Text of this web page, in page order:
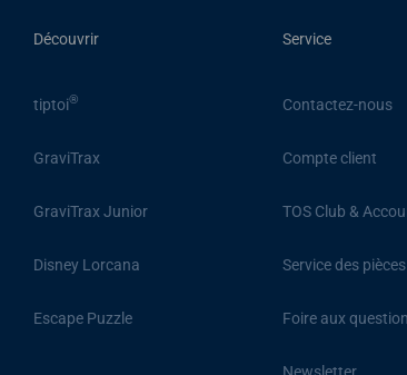
Découvrir
tiptoi®
GraviTrax
GraviTrax Junior
Disney Lorcana
Escape Puzzle
Service
Contactez-nous
Compte client
TOS Club &
Service des
Foire aux
Newsletter